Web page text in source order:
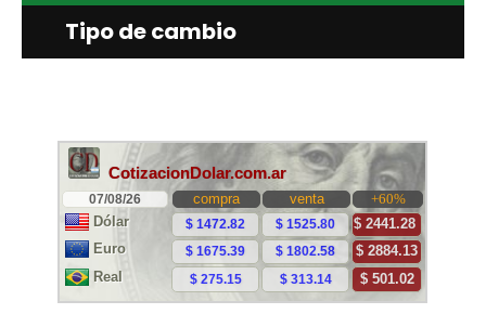
Tipo de cambio